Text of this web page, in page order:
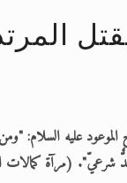
هامّ لأفراد
هامّ لأفراد
هامّ بخصوص
إلى كافة
هذا الكتاب
بقتل
عليه السلام:
(مرآة كمالات